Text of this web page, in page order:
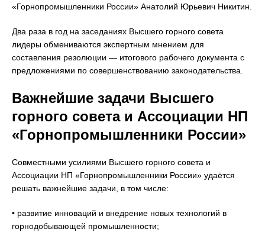
«Горнопромышленники России» Анатолий Юрьевич Никитин.
Два раза в год на заседаниях Высшего горного совета
лидеры обмениваются экспертным мнением для
составления резолюции — итогового рабочего документа с
предложениями по совершенствованию законодательства.
Важнейшие задачи Высшего
горного совета и Ассоциации НП
«Горнопромышленники России»
Совместными усилиями Высшего горного совета и
Ассоциации НП «Горнопромышленники России» удаётся
решать важнейшие задачи, в том числе:
• развитие инноваций и внедрение новых технологий в
горнодобывающей промышленности;